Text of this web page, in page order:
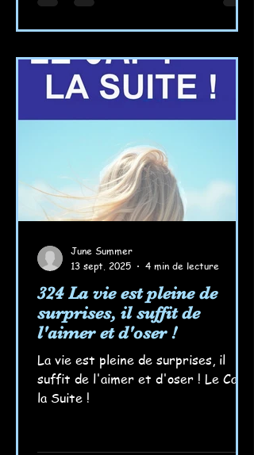
324 La vie est pleine de
surprises, il suffit de
l'aimer et d'oser !
La vie est pleine de surprises, il
suffit de l'aimer et d'oser ! Le Cap,
la Suite !
June Summer
13 sept. 2025
4 min de lecture